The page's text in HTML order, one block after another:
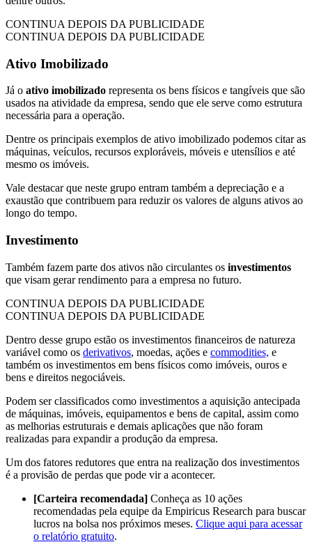
CONTINUA DEPOIS DA PUBLICIDADE
CONTINUA DEPOIS DA PUBLICIDADE
Ativo Imobilizado
Já o ativo imobilizado representa os bens físicos e tangíveis que são
usados na atividade da empresa, sendo que ele serve como estrutura
necessária para a operação.
Dentre os principais exemplos de ativo imobilizado podemos citar as
máquinas, veículos, recursos exploráveis, móveis e utensílios e até
mesmo os imóveis.
Vale destacar que neste grupo entram também a depreciação e a
exaustão que contribuem para reduzir os valores de alguns ativos ao
longo do tempo.
Investimento
Também fazem parte dos ativos não circulantes os investimentos
que visam gerar rendimento para a empresa no futuro.
CONTINUA DEPOIS DA PUBLICIDADE
CONTINUA DEPOIS DA PUBLICIDADE
Dentro desse grupo estão os investimentos financeiros de natureza
variável como os derivativos, moedas, ações e commodities, e
também os investimentos em bens físicos como imóveis, ouros e
bens e direitos negociáveis.
Podem ser classificados como investimentos a aquisição antecipada
de máquinas, imóveis, equipamentos e bens de capital, assim como
as melhorias estruturais e demais aplicações que não foram
realizadas para expandir a produção da empresa.
Um dos fatores redutores que entra na realização dos investimentos
é a provisão de perdas que pode vir a acontecer.
[Carteira recomendada] Conheça as 10 ações
recomendadas pela equipe da Empiricus Research para buscar
lucros na bolsa nos próximos meses. Clique aqui para acessar
o relatório gratuito.